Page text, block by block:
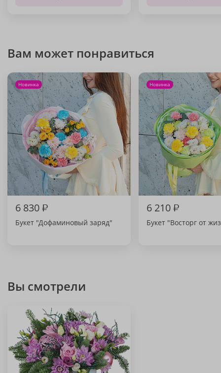
Вам может понравиться
Новинка
6 830₽
Букет "Дофаминовый заряд"
Новинка
6 210₽
Букет "Восторг от
Вы смотрели